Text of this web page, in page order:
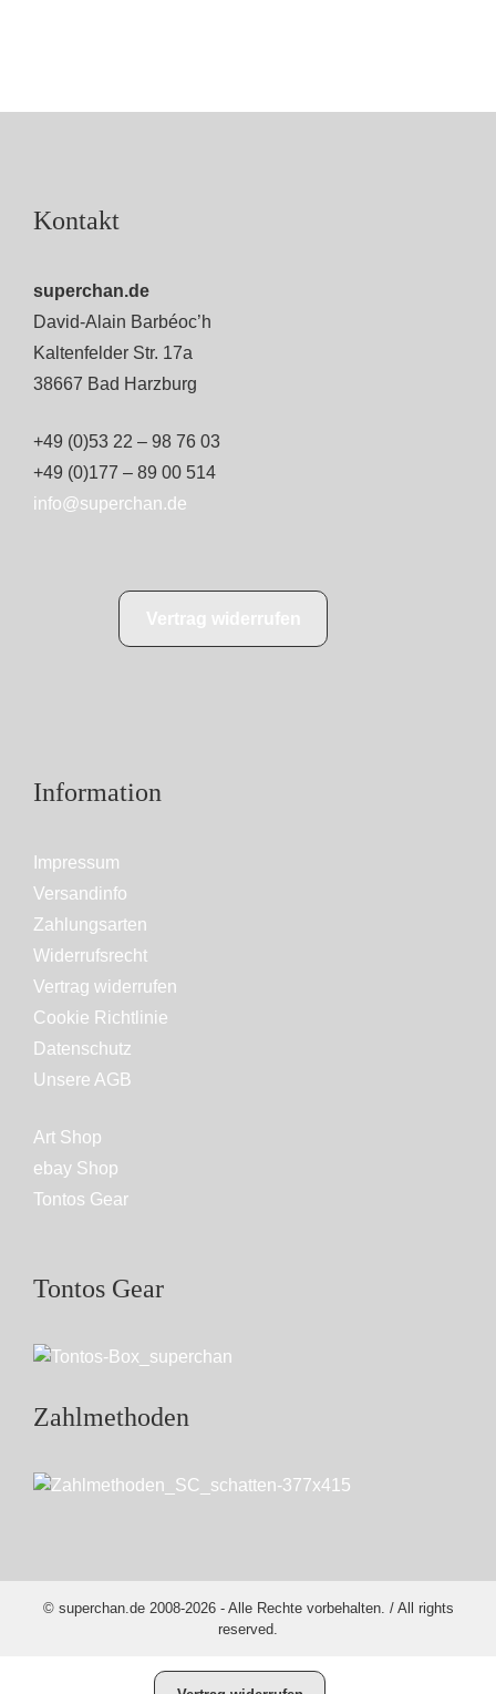
Kontakt
superchan.de
David-Alain Barbéoc’h
Kaltenfelder Str. 17a
38667 Bad Harzburg
+49 (0)53 22 – 98 76 03
+49 (0)177 – 89 00 514
info@superchan.de
Information
Impressum
Versandinfo
Zahlungsarten
Widerrufsrecht
Vertrag widerrufen
Cookie Richtlinie
Datenschutz
Unsere AGB
Art Shop
ebay Shop
Tontos Gear
Tontos Gear
Zahlmethoden
© superchan.de 2008-2026 - Alle Rechte vorbehalten. / All rights
reserved.